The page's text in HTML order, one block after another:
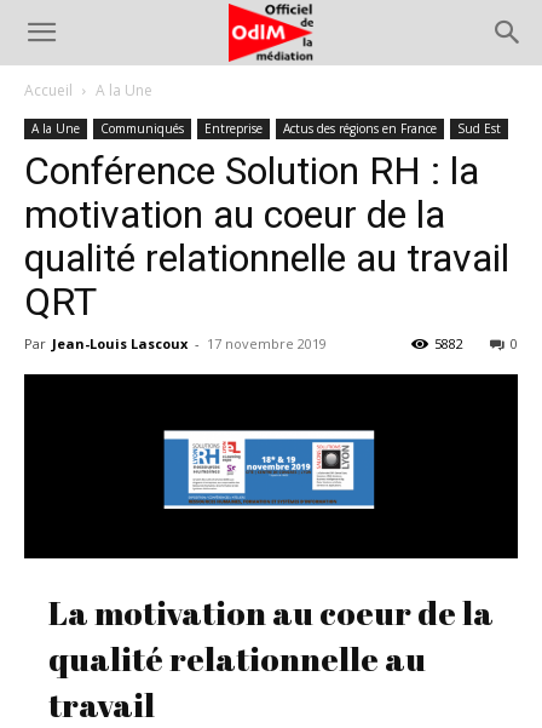
Accueil A la Une
A la Une Communiqués Entreprise Actus des régions en France Sud Est
Conférence Solution RH : la
motivation au coeur de la
qualité relationnelle au travail
QRT
Par Jean-Louis Lascoux - 17 novembre 2019 0
5882
La motivation au coeur de la
qualité relationnelle au
travail